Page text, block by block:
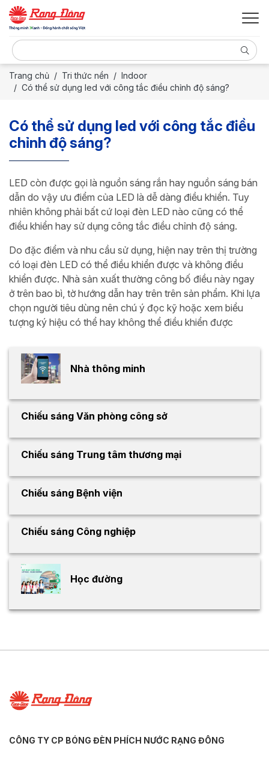
Trang chủ Tri thức nền
Indoor
Có thể sử dụng led với công tắc điều chỉnh độ sáng?
Có thể sử dụng led với công tắc điều
chỉnh độ sáng?
LED còn được gọi là nguồn sáng rắn hay nguồn sáng bán
dẫn do vậy ưu điểm của LED là dễ dàng điều khiển. Tuy
nhiên không phải bất cứ loại đèn LED nào cũng có thể
điều khiển hay sử dụng công tắc điều chỉnh độ sáng.
Do đặc điểm và nhu cầu sử dụng, hiện nay trên thị trường
có loại đèn LED có thể điều khiển được và không điều
khiển được. Nhà sản xuất thường công bố điều này ngay
ở trên bao bì, tờ hướng dẫn hay trên trên sản phẩm. Khi lựa
chọn người tiêu dùng nên chú ý đọc kỹ hoặc xem biểu
tượng ký hiệu có thể hay không thể điều khiển được
Nhà thông minh
Chiếu sáng Văn phòng công sở
Chiếu sáng Trung tâm thương mại
Chiếu sáng Bệnh viện
Chiếu sáng Công nghiệp
Học đường
CÔNG TY CP BÓNG ĐÈN PHÍCH NƯỚC RẠNG ĐÔNG